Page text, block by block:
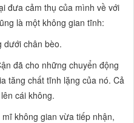
đưa cảm thụ của mình về với
là một không gian tĩnh:
dưới chân bèo.
đã cho những chuyển động
tăng chất tĩnh lặng của nó. Cả
cáikhông.
không gian vừa tiếp nhận,